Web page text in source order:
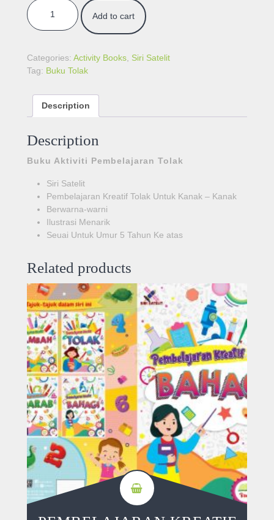
PEMBELAJARAN KREATIF TOLAK quantity
Add to cart
Categories: Activity Books, Siri Satelit
Tag: Buku Tolak
Description
Description
Buku Aktiviti Pembelajaran Tolak
Siri Satelit
Pembelajaran Kreatif Tolak Untuk Kanak – Kanak
Berwarna-warni
Ilustrasi Menarik
Seuai Untuk Umur 5 Tahun Ke atas
Related products